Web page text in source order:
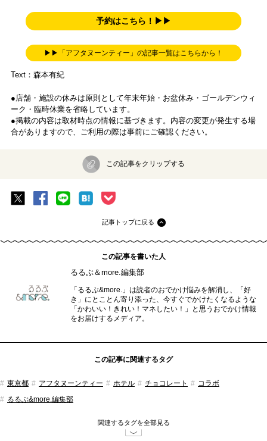
予約はこちら！▶▶
▶▶「アフタヌーンティー」の記事一覧はこちらから！
Text：森本有紀
●店舗・施設の休みは原則として年末年始・お盆休み・ゴールデンウィ
ーク・臨時休業を省略しています。
●掲載の内容は取材時点の情報に基づきます。内容の変更が発生する場
合がありますので、ご利用の際は事前にご確認ください。
この記事をクリップする
記事トップに戻る
この記事を書いた人
るるぶ＆more.編集部
「るるぶ&more.」は読者のおでかけ悩みを解消し、「好
き」にとことん寄り添った、今すぐでかけたくなるような
「かわいい！きれい！マネしたい！」と思うおでかけ情報
をお届けするメディア。
この記事に関連するタグ
東京都 アフタヌーンティー ホテル チョコレート
コラボ
るるぶ&more.編集部
関連するタグを全部見る